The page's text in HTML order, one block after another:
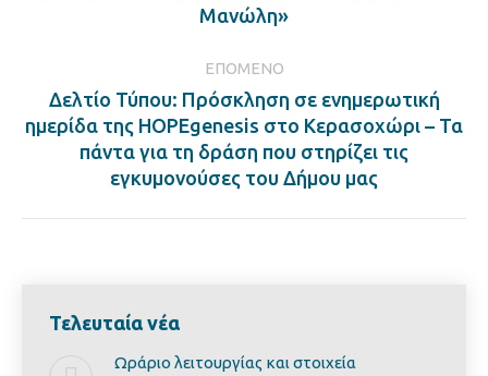
post:
Μανώλη»
ΕΠΌΜΕΝΟ
Next
post:
Δελτίο Τύπου: Πρόσκληση σε ενημερωτική
ημερίδα της HOPEgenesis στο Κερασοχώρι – Τα
πάντα για τη δράση που στηρίζει τις
εγκυμονούσες του Δήμου μας
Τελευταία νέα
Ωράριο λειτουργίας και στοιχεία